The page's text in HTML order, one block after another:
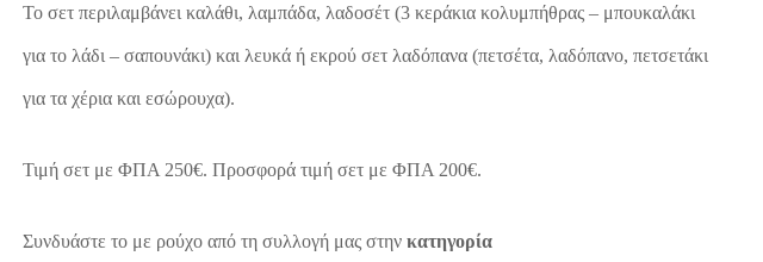
Το σετ περιλαμβάνει καλάθι, λαμπάδα, λαδοσέτ (3 κεράκια κολυμπήθρας – μπουκαλάκι
για το λάδι – σαπουνάκι) και λευκά ή εκρού σετ λαδόπανα (πετσέτα, λαδόπανο, πετσετάκι
για τα χέρια και εσώρουχα).
Τιμή σετ με ΦΠΑ 250€. Προσφορά τιμή σετ με ΦΠΑ 200€.
Συνδυάστε το με ρούχο από τη συλλογή μας στην κατηγορία